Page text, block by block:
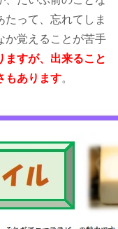
って、忘れてしま
か覚えることが苦手
ますが、出来ること
もあります。